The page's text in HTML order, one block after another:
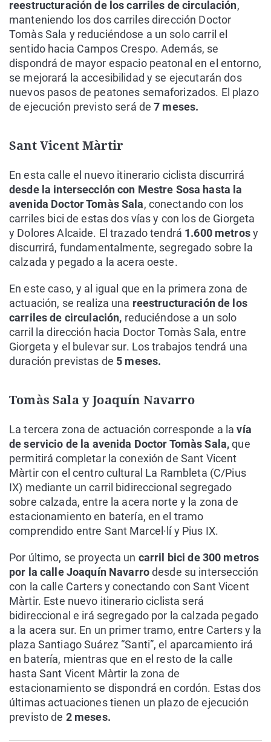
reestructuración de los carriles de circulación,
manteniendo los dos carriles dirección Doctor
Tomàs Sala y reduciéndose a un solo carril el
sentido hacia Campos Crespo. Además, se
dispondrá de mayor espacio peatonal en el entorno,
se mejorará la accesibilidad y se ejecutarán dos
nuevos pasos de peatones semaforizados. El plazo
de ejecución previsto será de 7 meses.
Sant Vicent Màrtir
En esta calle el nuevo itinerario ciclista discurrirá
desde la intersección con Mestre Sosa hasta la
avenida Doctor Tomàs Sala, conectando con los
carriles bici de estas dos vías y con los de Giorgeta
y Dolores Alcaide. El trazado tendrá 1.600 metrosy
discurrirá, fundamentalmente, segregado sobre la
calzada y pegado a la acera oeste.
En este caso, y al igual que en la primera zona de
actuación, se realiza una reestructuración de los
carriles de circulación, reduciéndose a un solo
carril la dirección hacia Doctor Tomàs Sala, entre
Giorgeta y el bulevar sur. Los trabajos tendrá una
duración previstas de 5 meses.
Tomàs Sala y Joaquín Navarro
La tercera zona de actuación corresponde a la vía
de servicio de la avenida Doctor Tomàs Sala,que
permitirá completar la conexión de Sant Vicent
Màrtir con el centro cultural La Rambleta (C/Pius
IX) mediante un carril bidireccional segregado
sobre calzada, entre la acera norte y la zona de
estacionamiento en batería, en el tramo
comprendido entre Sant Marcel·lí y Pius IX.
Por último, se proyecta un carril bici de 300 metros
por la calle Joaquín Navarrodesde su intersección
con la calle Carters y conectando con Sant Vicent
Màrtir. Este nuevo itinerario ciclista será
bidireccional e irá segregado por la calzada pegado
a la acera sur. En un primer tramo, entre Carters y la
plaza Santiago Suárez “Santi”, el aparcamiento irá
en batería, mientras que en el resto de la calle
hasta Sant Vicent Màrtir la zona de
estacionamiento se dispondrá en cordón. Estas dos
últimas actuaciones tienen un plazo de ejecución
previsto de 2 meses.